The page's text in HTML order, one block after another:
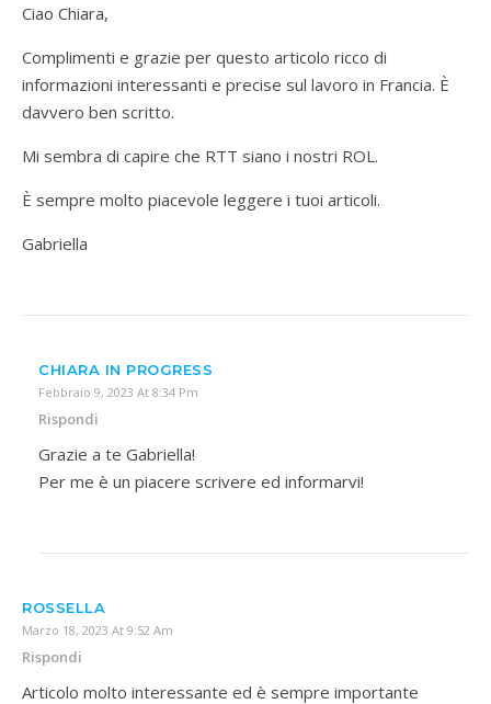
Ciao Chiara,
Complimenti e grazie per questo articolo ricco di
informazioni interessanti e precise sul lavoro in Francia. È
davvero ben scritto.
Mi sembra di capire che RTT siano i nostri ROL.
È sempre molto piacevole leggere i tuoi articoli.
Gabriella
CHIARA IN PROGRESS
Febbraio 9, 2023 At 8:34 Pm
Rispondi
Grazie a te Gabriella!
Per me è un piacere scrivere ed informarvi!
ROSSELLA
Marzo 18, 2023 At 9:52 Am
Rispondi
Articolo molto interessante ed è sempre importante